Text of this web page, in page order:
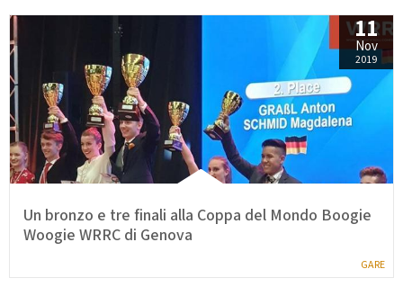
GARE
11
Nov
2019
Un bronzo e tre finali alla Coppa del Mondo Boogie
Woogie WRRC di Genova